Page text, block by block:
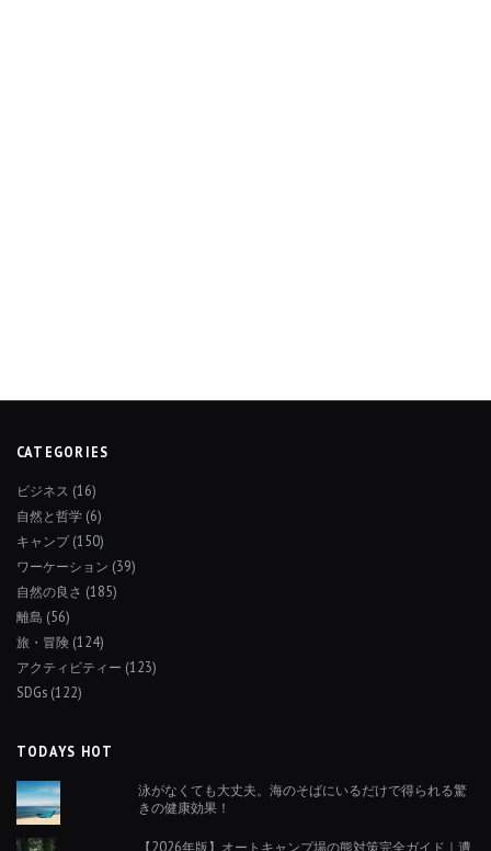
CATEGORIES
ビジネス (16)
自然と哲学 (6)
キャンプ(150)
ワーケーション (39)
自然の良さ (185)
離島 (56)
旅・冒険 (124)
アクティビティー (123)
SDGs (122)
TODAYS HOT
泳がなくても大丈夫。海のそばにいるだけで得られる驚
きの健康効果！
【2026年版】オートキャンプ場の熊対策完全ガイド｜遭